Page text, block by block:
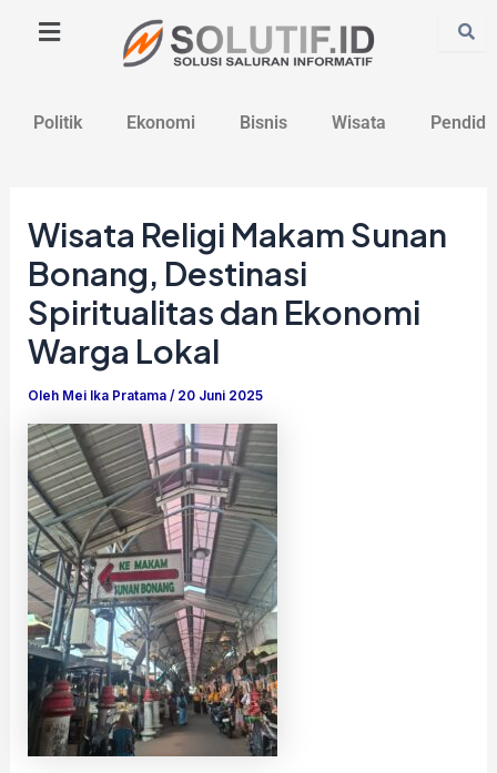
Politik Ekonomi Bisnis Wisata
Wisata Religi Makam Sunan
Bonang, Destinasi
Spiritualitas dan Ekonomi
Warga Lokal
Oleh Mei Ika Pratama/ 20 Juni 2025
navigation